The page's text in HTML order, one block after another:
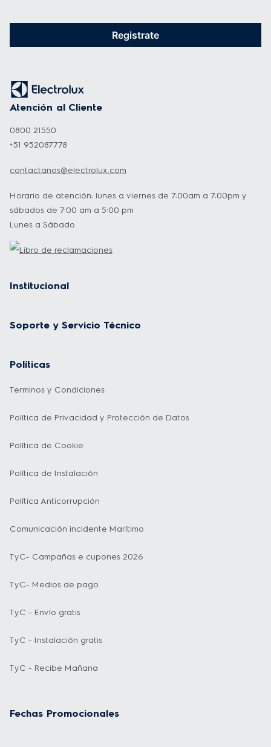
Registrate
Atención al Cliente
0800 21550
+51 952087778
contactanos@electrolux.com
Horario de atención: lunes a viernes de 7:00am a 7:00pm y
sábados de 7:00 am a 5:00 pm
Lunes a Sábado
Institucional
Soporte y Servicio Técnico
Políticas
Terminos y Condiciones
Política de Privacidad y Protección de Datos
Política de Cookie
Política de Instalación
Política Anticorrupción
Comunicación incidente Marítimo
TyC- Campañas e cupones 2026
TyC- Medios de pago
TyC - Envío gratis
TyC - Instalación gratis
TyC - Recibe Mañana
Fechas Promocionales